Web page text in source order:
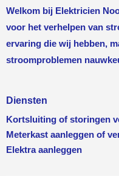
Welkom bij Elektricien
voor het verhelpen van
ervaring die wij hebben,
stroomproblemen
Diensten
Kortsluiting of storingen
Meterkast aanleggen of
Elektra aanleggen